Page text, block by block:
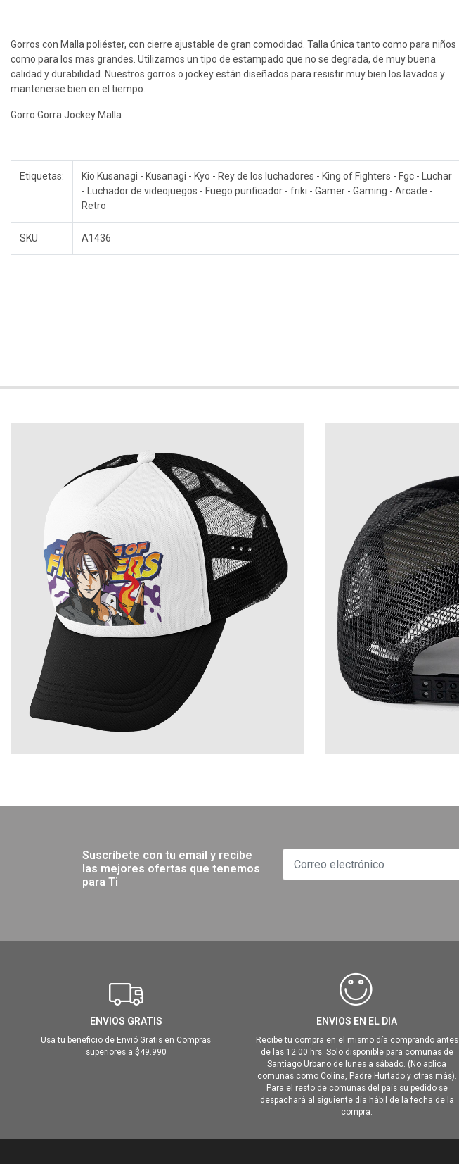
Gorros con Malla poliéster, con cierre ajustable de gran comodidad. Talla única tanto como para niños
como para los mas grandes. Utilizamos un tipo de estampado que no se degrada, de muy buena
calidad y durabilidad. Nuestros gorros o jockey están diseñados para resistir muy bien los lavados y
mantenerse bien en el tiempo.
Gorro Gorra Jockey Malla
Etiquetas:
Kio Kusanagi - Kusanagi - Kyo - Rey de los luchadores - King of Fighters - Fgc - Luchar
- Luchador de videojuegos - Fuego purificador - friki - Gamer - Gaming - Arcade -
Retro
SKU A1436
Suscríbete con tu email y recibe
las mejores ofertas que tenemos
para Ti
ENVIOS GRATIS
Usa tu beneficio de Envió Gratis en Compras
superiores a $49.990
ENVIOS EN EL DIA
Recibe tu compra en el mismo día comprando antes
de las 12:00 hrs. Solo disponible para comunas de
Santiago Urbano de lunes a sábado. (No aplica
comunas como Colina, Padre Hurtado y otras más).
Para el resto de comunas del país su pedido se
despachará al siguiente día hábil de la fecha de la
compra.